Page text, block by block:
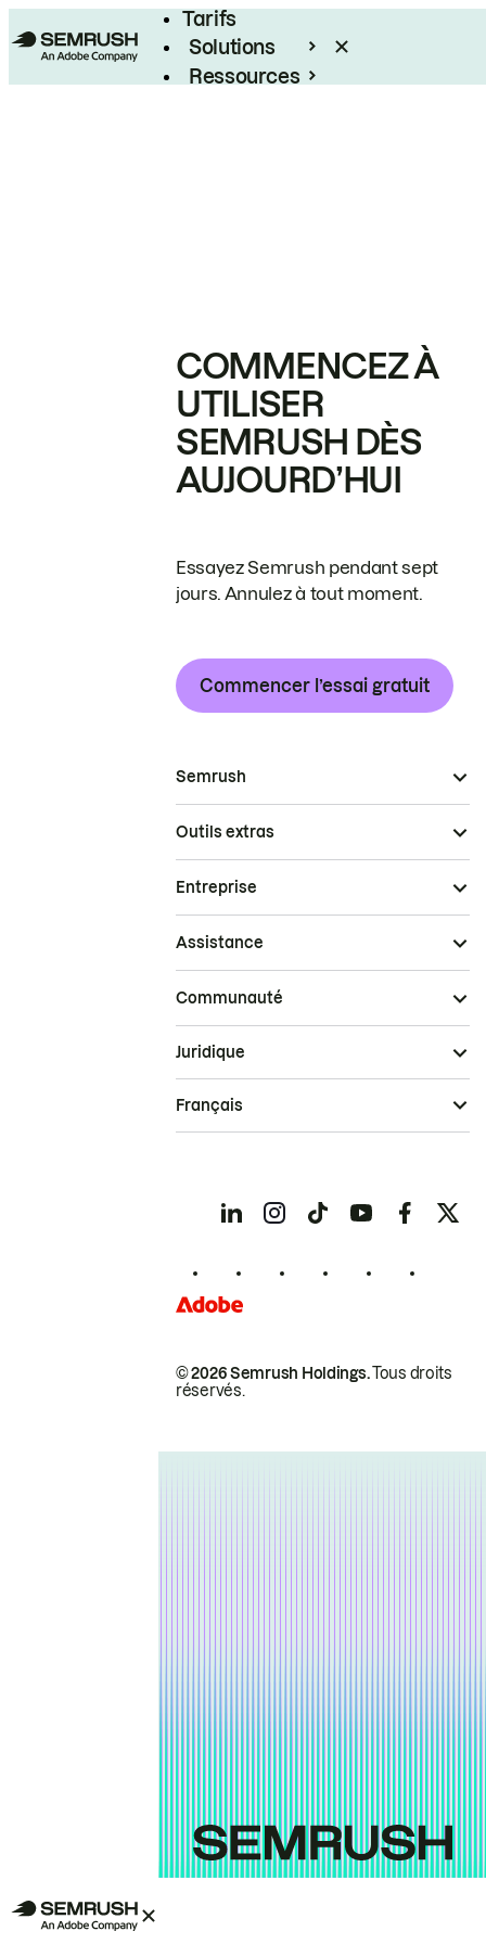
Tarifs
Solutions
Ressources
COMMENCEZ À
UTILISER
SEMRUSH DÈS
AUJOURD’HUI
Essayez Semrush pendant sept
jours. Annulez à tout moment.
Commencer l’essai gratuit
Semrush
Outils extras
Entreprise
Assistance
Communauté
© 2026 Semrush Holdings.Tous droits
réservés.
Juridique
Français